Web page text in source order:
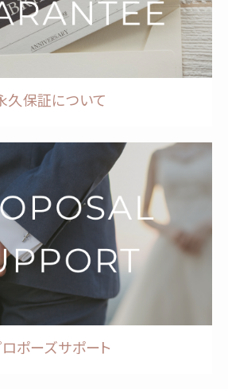
久保証について
ポーズサポート